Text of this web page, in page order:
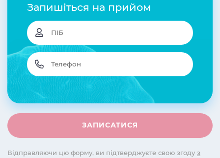
Запишіться на прийом
Відправляючи цю форму, ви підтверджуєте свою згоду з